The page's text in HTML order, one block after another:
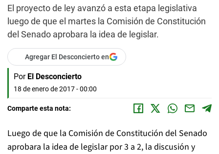
El proyecto de ley avanzó a esta etapa legislativa
luego de que el martes la Comisión de Constitución
del Senado aprobara la idea de legislar.
Agregar El Desconcierto en
Por El Desconcierto
18 de enero de 2017 - 00:00
Comparte esta nota:
Luego de que la Comisión de Constitución del Senado
aprobara la idea de legislar por 3 a 2, la discusión y